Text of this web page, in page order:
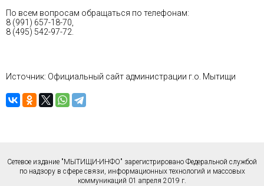
По всем вопросам обращаться по телефонам:
8 (991) 657-18-70,
8 (495) 542-97-72.
Источник: Официальный сайт администрации г.о. Мытищи
Сетевое издание "МЫТИЩИ-ИНФО" зарегистрировано Федеральной службой
по надзору в сфере связи, информационных технологий и массовых
коммуникаций 01 апреля 2019 г.